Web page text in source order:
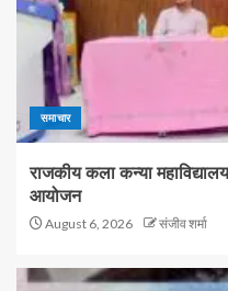
समाचार
राजकीय कला कन्या
आयोजन
August 6, 2026 संजीव शर्मा